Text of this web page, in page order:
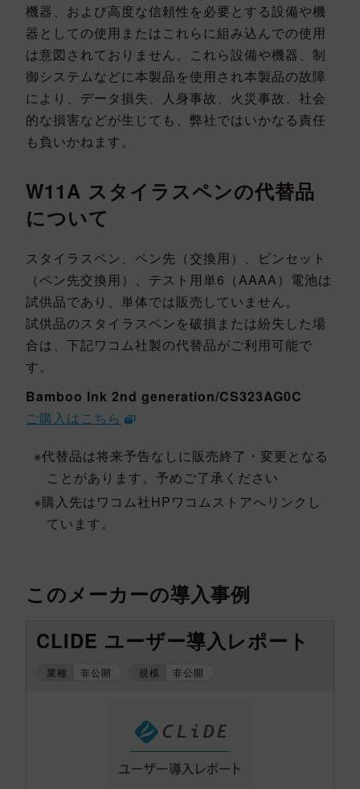
機器、および高度な信頼性を必要とする設備や機
器としての使用またはこれらに組み込んでの使用
は意図されておりません。これら設備や機器、制
御システムなどに本製品を使用され本製品の故障
により、データ損失、人身事故、火災事故、社会
的な損害などが生じても、弊社ではいかなる責任
も負いかねます。
W11A スタイラスペンの代替品
について
スタイラスペン、ペン先（交換用）、ピンセット
（ペン先交換用）、テスト用単6（AAAA）電池は
試供品であり、単体では販売していません。
試供品のスタイラスペンを破損または紛失した場
合は、下記ワコム社製の代替品がご利用可能で
す。
Bamboo Ink 2nd generation/CS323AG0C
ご購入はこちら
代替品は将来予告なしに販売終了・変更となる
ことがあります。予めご了承ください
購入先はワコム社HPワコムストアへリンクし
ています。
このメーカーの導入事例
CLIDE ユーザー導入レポート
業種 非公開 規模 非公開